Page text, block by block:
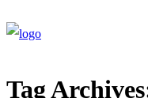
Tag